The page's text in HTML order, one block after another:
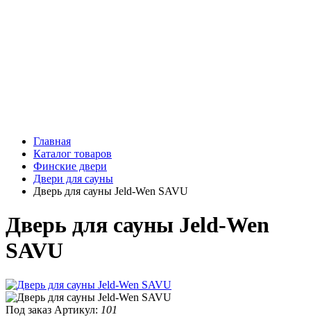
Главная
Каталог товаров
Финские двери
Двери для сауны
Дверь для сауны Jeld-Wen SAVU
Дверь для сауны Jeld-Wen
SAVU
Под заказ Артикул: 101